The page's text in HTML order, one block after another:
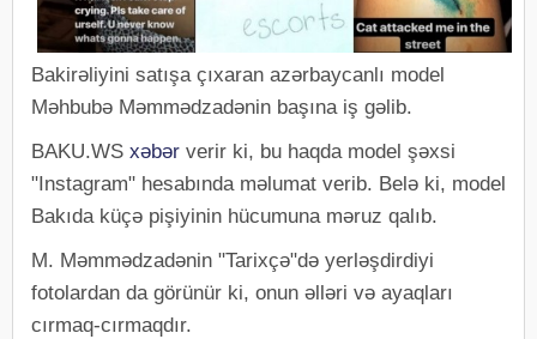
Bakirəliyini satışa çıxaran azərbaycanlı model
Məhbubə Məmmədzadənin başına iş gəlib.
BAKU.WS xəbər verir ki, bu haqda model şəxsi
"Instagram" hesabında məlumat verib. Belə ki, model
Bakıda küçə pişiyinin hücumuna məruz qalıb.
M. Məmmədzadənin "Tarixçə"də yerləşdirdiyi
fotolardan da görünür ki, onun əlləri və ayaqları
cırmaq-cırmaqdır.